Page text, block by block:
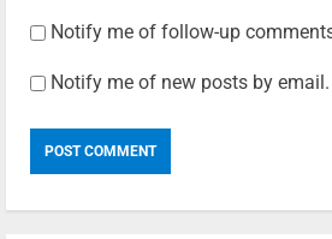
Notify me of follow-up
Notify me of new posts by email.